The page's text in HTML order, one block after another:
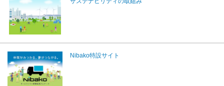
Nibako特設サイト